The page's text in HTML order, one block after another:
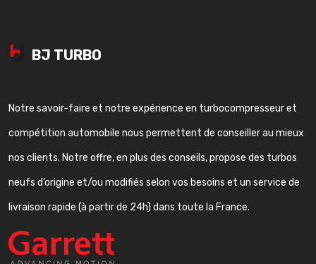
BJ TURBO
Notre savoir-faire et notre expérience en turbocompresseur et
compétition automobile nous permettent de conseiller au mieux
nos clients. Notre offre, en plus des conseils, propose des turbos
neufs d’origine et/ou modifiés selon vos besoins et un service de
livraison rapide (à partir de 24h) dans toute la France.